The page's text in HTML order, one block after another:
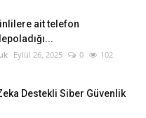
ait telefon
Eylül 26, 2025 0 102
Destekli Siber Güvenlik